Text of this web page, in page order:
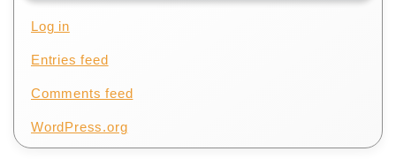
Log in
Entries feed
Comments feed
WordPress.org